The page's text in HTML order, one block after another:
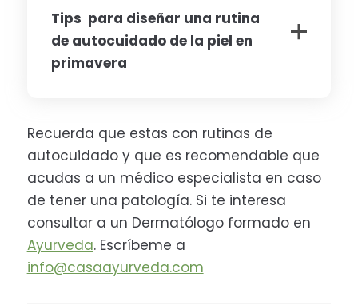
Tips para diseñar una rutina
de autocuidado de la piel en
primavera
Recuerda que estas con rutinas de
autocuidado y que es recomendable que
acudas a un médico especialista en caso
de tener una patología. Si te interesa
consultar a un Dermatólogo formado en
Ayurveda. Escríbeme a
info@casaayurveda.com